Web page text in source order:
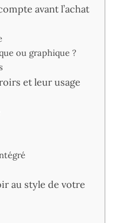
avant l’achat
ou graphique ?
et leur usage
au style de votre